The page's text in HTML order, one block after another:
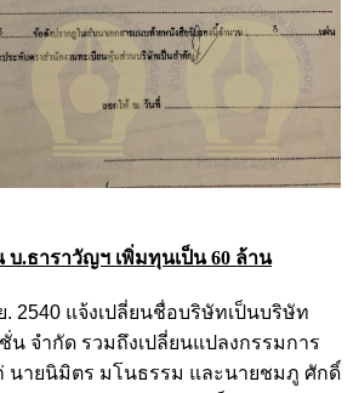
บ.ธาราวัญฯ เพิ่มทุนเป็น 60 ล้าน
. 2540 แจ้งเปลี่ยนชื่อบริษัทเป็นบริษัท
จำกัด รวมถึงเปลี่ยนแปลงกรรมการ
นายนิมิตร มโนธรรม และนายชมภู ศักดิ์